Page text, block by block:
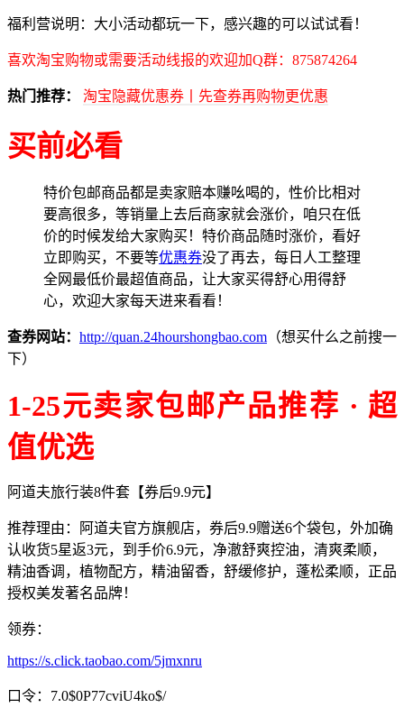
福利营说明：大小活动都玩一下，感兴趣的可以试试看！
喜欢淘宝购物或需要活动线报的欢迎加Q群：875874264
热门推荐： 淘宝隐藏优惠券丨先查券再购物更优惠
买前必看
特价包邮商品都是卖家赔本赚吆喝的，性价比相对
要高很多，等销量上去后商家就会涨价，咱只在低
价的时候发给大家购买！特价商品随时涨价，看好
立即购买，不要等优惠券没了再去，每日人工整理
全网最低价最超值商品，让大家买得舒心用得舒
心，欢迎大家每天进来看看！
查券网站： http://quan.24hourshongbao.com （想买什么之前搜一
下）
1-25元卖家包邮产品推荐 · 超
值优选
阿道夫旅行装8件套【券后9.9元】
推荐理由：阿道夫官方旗舰店，券后9.9赠送6个袋包，外加确
认收货5星返3元，到手价6.9元，净澈舒爽控油，清爽柔顺，
精油香调，植物配方，精油留香，舒缓修护，蓬松柔顺，正品
授权美发著名品牌！
领券：
https://s.click.taobao.com/5jmxnru
口令：7.0$0P77cviU4ko$/